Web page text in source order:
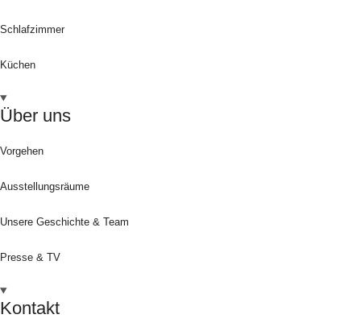
Schlafzimmer
Küchen
Über uns
Vorgehen
Ausstellungsräume
Unsere Geschichte & Team
Presse & TV
Kontakt